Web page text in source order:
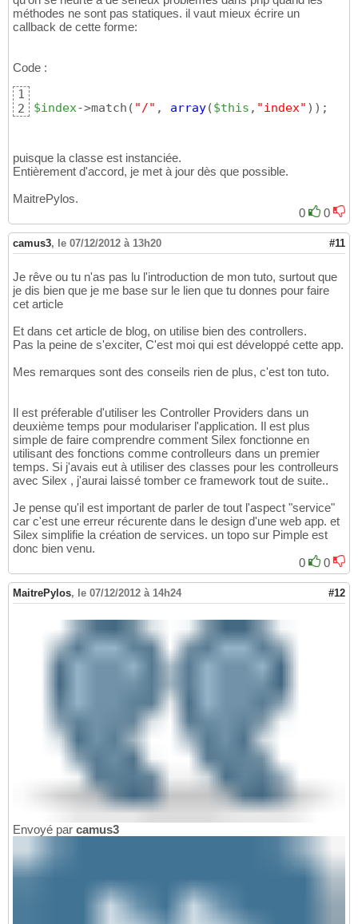
méthodes ne sont pas statiques. il vaut mieux écrire un
callback de cette forme:
Code :
1
2
$index->match ( "/" , array($this , "index" ) ) ;
puisque la classe est instanciée.
Entièrement d'accord, je met à jour dès que possible.
MaitrePylos.
0
0
camus3, le 07/12/2012 à 13h20 #11
Je rêve ou tu n'as pas lu l'introduction de mon tuto, surtout que
je dis bien que je me base sur le lien que tu donnes pour faire
cet article
Et dans cet article de blog, on utilise bien des controllers.
Pas la peine de s'exciter, C'est moi qui est développé cette app.
Mes remarques sont des conseils rien de plus, c'est ton tuto.
Il est préferable d'utiliser les Controller Providers dans un
deuxième temps pour modulariser l'application. Il est plus
simple de faire comprendre comment Silex fonctionne en
utilisant des fonctions comme controlleurs dans un premier
temps. Si j'avais eut à utiliser des classes pour les controlleurs
avec Silex , j'aurai laissé tomber ce framework tout de suite..
Je pense qu'il est important de parler de tout l'aspect "service"
car c'est une erreur récurente dans le design d'une web app. et
Silex simplifie la création de services. un topo sur Pimple est
donc bien venu.
0
0
MaitrePylos, le 07/12/2012 à 14h24 #12
Envoyé par camus3